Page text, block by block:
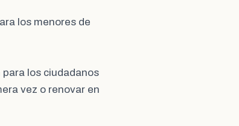
los menores de
los ciudadanos
vez o renovar en